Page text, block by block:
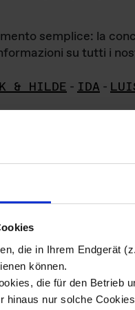
die in Ihrem Endgerät
können.
die für den Betrieb
hinaus nur solche
semplice: la
su tutti i
& HILDE - IDA -
materiale